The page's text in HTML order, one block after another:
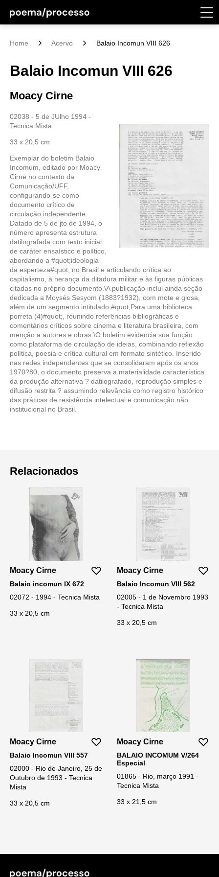
Home Acervo Balaio Incomun VIII 626
Balaio Incomun VIII 626
Moacy Cirne
02038 - 5 de JUlho 1994 -
Tecnica Mista
33 x 20,5 cm
Exemplar do boletim Balaio
Incomum, editado por Moacy
Cirne no contexto da
Comunicação/UFF,
configurando-se como
documento crítico de
circulação independente.
Datado de 5 de jto de 1994, o
número apresenta estrutura
datilografada com texto inicial
de caráter ensaístico e político,
abordando a #quot;ideologia
da esperteza#quot; no Brasil e articulando crítica ao
capitalismo, à herança da ditadura militar e às figuras públicas
citadas no próprio documento.\A publicação inclui ainda seção
dedicada a Moysés Sesyom (1883?1932), com mote e glosa,
além de um segmento intitulado #quot;Para uma biblioteca
porreta (4)#quot;, reunindo referências bibliográficas e
comentários críticos sobre cinema e literatura brasileira, com
menção a autores e obras.\O boletim evidencia sua função
como plataforma de circulação de ideias, combinando reflexão
política, poesia e crítica cultural em formato sintético. Inserido
nas redes independentes que se consolidaram após os anos
1970?80, o documento preserva a materialidade característica
da produção alternativa ? datilografado, reprodução simples e
difusão restrita ? assumindo relevância como registro histórico
das práticas de resistência intelectual e comunicação não
institucional no Brasil.
Relacionados
Moacy Cirne
Balaio incomun IX 672
02072 - 1994 - Tecnica Mista
33 x 20,5 cm
Moacy Cirne
Balaio Incomun VIII 562
02005 - 1 de Novembro 1993
- Tecnica Mista
33 x 20,5 cm
Moacy Cirne
Balaio Incomun VIII 557
02000 - Rio de Janeiro, 25 de
Outubro de 1993 - Tecnica
Mista
33 x 20,5 cm
Moacy Cirne
BALAIO INCOMUM V/264
Especial
01865 - Rio, março 1991 -
Tecnica Mista
33 x 21,5 cm